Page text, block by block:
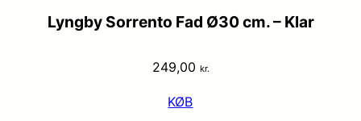
Lyngby Sorrento Fad Ø30 cm. – Klar
249,00 kr.
KØB